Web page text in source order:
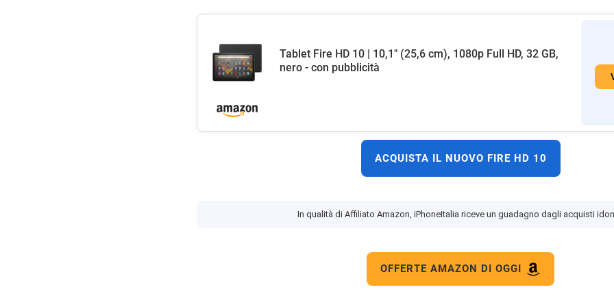
Tablet Fire HD 10 | 10,1" (25,6 cm), 1080p Full HD, 32 GB,
nero - con pubblicità
ACQUISTA IL NUOVO FIRE HD 10
In qualità di Affiliato Amazon, iPhoneItalia riceve un guadagno dagli acquisti
OFFERTE AMAZON DI OGGI